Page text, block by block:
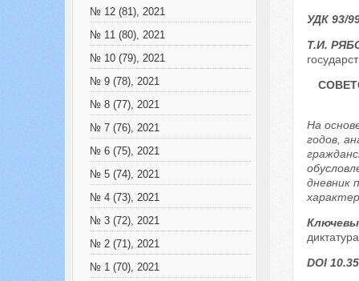
№ 12 (81), 2021
№ 11 (80), 2021
№ 10 (79), 2021
№ 9 (78), 2021
№ 8 (77), 2021
№ 7 (76), 2021
№ 6 (75), 2021
№ 5 (74), 2021
№ 4 (73), 2021
№ 3 (72), 2021
№ 2 (71), 2021
№ 1 (70), 2021
УДК 93/
Т.И.
На
годов,
дневник
DOI